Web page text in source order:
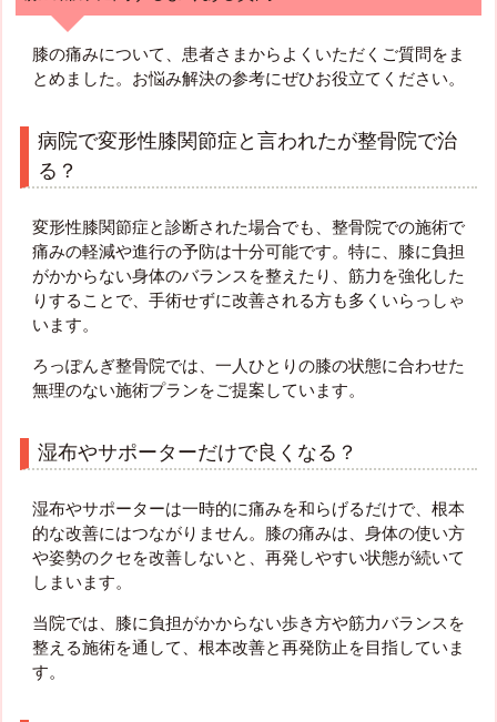
膝の痛みについて、患者さまからよくいただくご質問をま
とめました。お悩み解決の参考にぜひお役立てください。
病院で変形性膝関節症と言われたが整骨院で治
る？
変形性膝関節症と診断された場合でも、整骨院での施術で
痛みの軽減や進行の予防は十分可能です。特に、膝に負担
がかからない身体のバランスを整えたり、筋力を強化した
りすることで、手術せずに改善される方も多くいらっしゃ
います。
ろっぽんぎ整骨院では、一人ひとりの膝の状態に合わせた
無理のない施術プランをご提案しています。
湿布やサポーターだけで良くなる？
湿布やサポーターは一時的に痛みを和らげるだけで、根本
的な改善にはつながりません。膝の痛みは、身体の使い方
や姿勢のクセを改善しないと、再発しやすい状態が続いて
しまいます。
当院では、膝に負担がかからない歩き方や筋力バランスを
整える施術を通して、根本改善と再発防止を目指していま
す。